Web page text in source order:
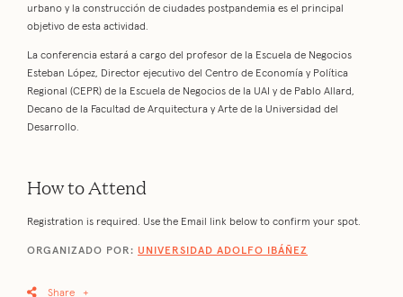
urbano y la construcción de ciudades postpandemia es el principal
objetivo de esta actividad.
La conferencia estará a cargo del profesor de la Escuela de Negocios
Esteban López, Director ejecutivo del Centro de Economía y Política
Regional (CEPR) de la Escuela de Negocios de la UAI y de Pablo Allard,
Decano de la Facultad de Arquitectura y Arte de la Universidad del
Desarrollo.
How to Attend
Registration is required. Use the Email link below to confirm your spot.
ORGANIZADO POR: UNIVERSIDAD ADOLFO IBÁÑEZ
Share +